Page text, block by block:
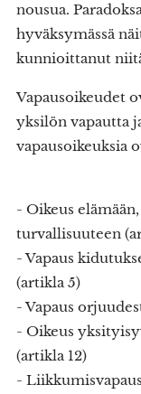
nousua.
hyväksymässä
kunnioittanut
Vapausoikeudet
yksilön vapautta
vapausoikeuksia
- Oikeus
turvallisuuteen
- Vapaus
(artikla 5)
- Vapaus
- Oikeus
(artikla 12)
-